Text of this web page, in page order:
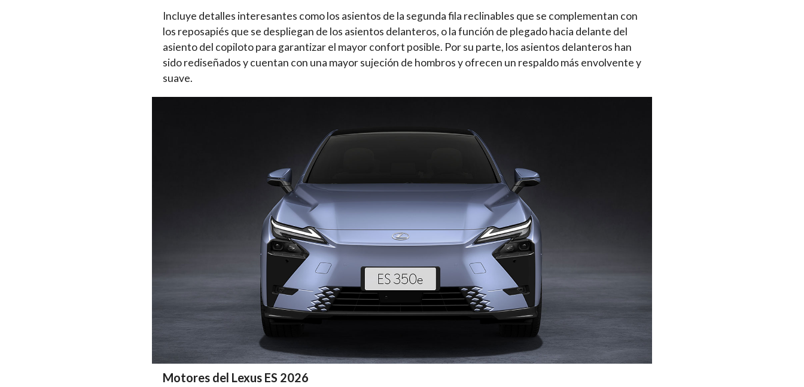
Incluye detalles interesantes como los asientos de la segunda fila reclinables que se complementan con
los reposapiés que se despliegan de los asientos delanteros, o la función de plegado hacia delante del
asiento del copiloto para garantizar el mayor confort posible. Por su parte, los asientos delanteros han
sido rediseñados y cuentan con una mayor sujeción de hombros y ofrecen un respaldo más envolvente y
suave.
Motores del Lexus ES 2026